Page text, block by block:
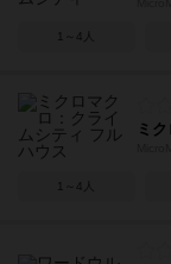
1～4人
ミ
1～4人